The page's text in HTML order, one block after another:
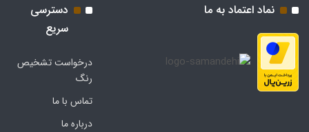
نماد اعتماد به ما
دسترسی
سریع
درخواست تشخیص
رنگ
تماس با ما
درباره ما